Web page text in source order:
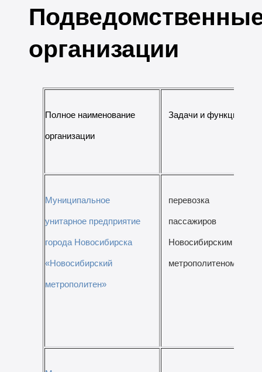
организации
Полное наименование
организации
Задачи и функции
Муниципальное
унитарное предприятие
города Новосибирска
«Новосибирский
метрополитен»
перевозка
пассажиров
Новосибирским
метрополитеном